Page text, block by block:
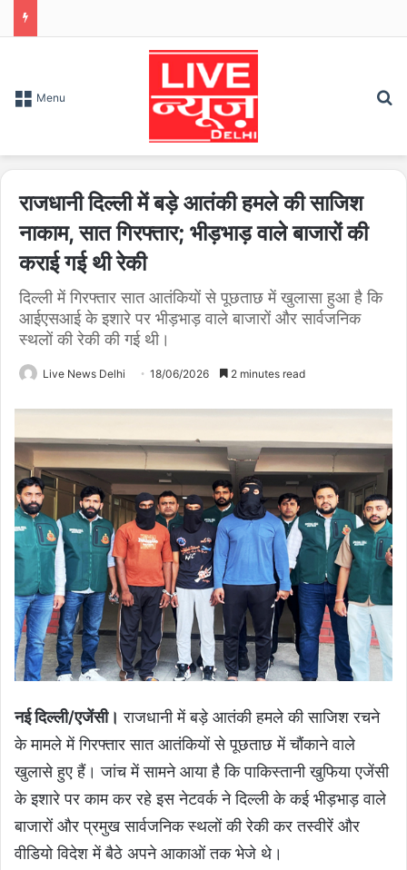
Menu
राजधानी दिल्ली में बड़े आतंकी हमले की साजिश
नाकाम, सात गिरफ्तार; भीड़भाड़ वाले बाजारों की
कराई गई थी रेकी
दिल्ली में गिरफ्तार सात आतंकियों से पूछताछ में खुलासा हुआ है कि
आईएसआई के इशारे पर भीड़भाड़ वाले बाजारों और सार्वजनिक
स्थलों की रेकी की गई थी।
Live News Delhi 18/06/2026 2 minutes read
नई दिल्ली/एजेंसी। राजधानी में बड़े आतंकी हमले की साजिश रचने
के मामले में गिरफ्तार सात आतंकियों से पूछताछ में चौंकाने वाले
खुलासे हुए हैं। जांच में सामने आया है कि पाकिस्तानी खुफिया एजेंसी
के इशारे पर काम कर रहे इस नेटवर्क ने दिल्ली के कई भीड़भाड़ वाले
बाजारों और प्रमुख सार्वजनिक स्थलों की रेकी कर तस्वीरें और
वीडियो विदेश में बैठे अपने आकाओं तक भेजे थे।